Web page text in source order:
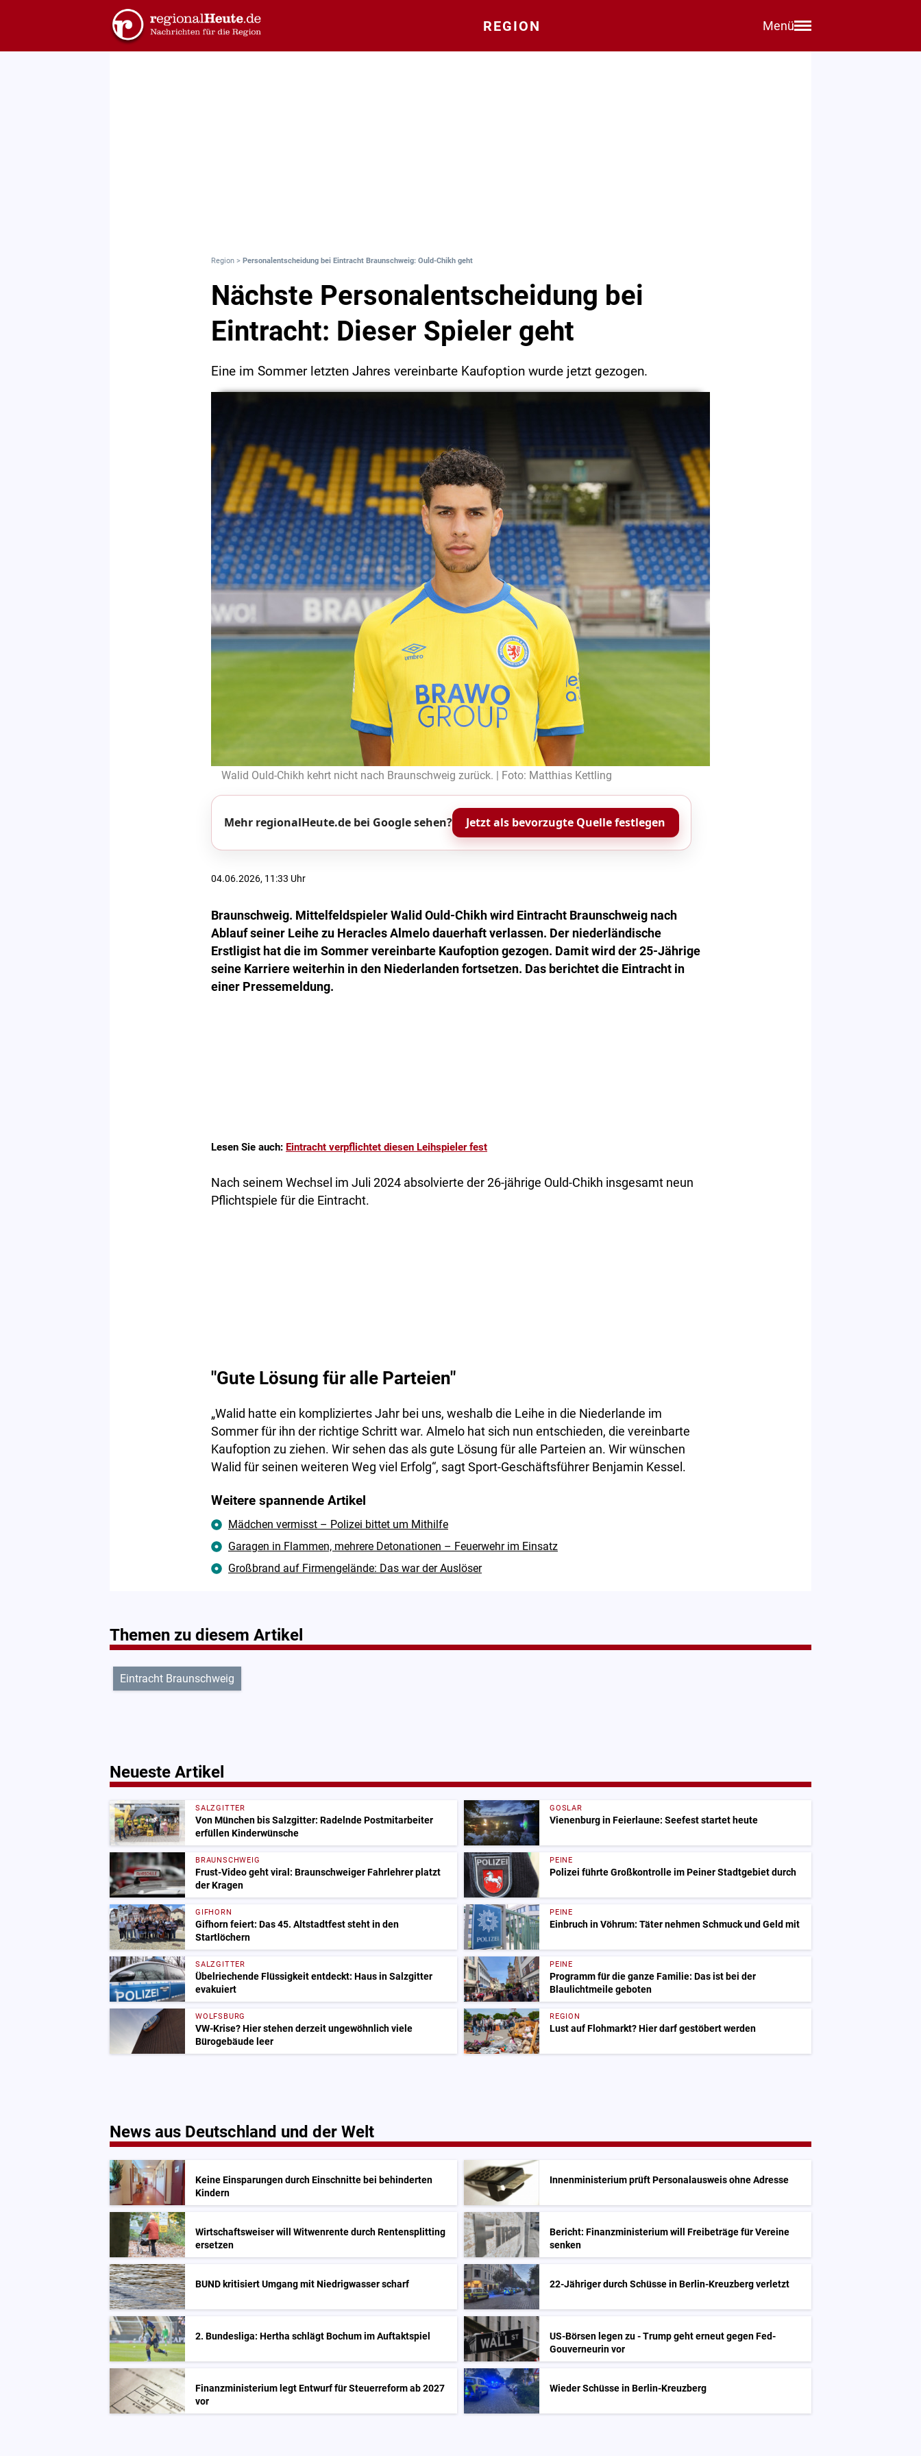
REGION Menü
Region > Personalentscheidung bei Eintracht Braunschweig: Ould-Chikh geht
Nächste Personalentscheidung bei
Eintracht: Dieser Spieler geht
Eine im Sommer letzten Jahres vereinbarte Kaufoption wurde jetzt gezogen.
Walid Ould-Chikh kehrt nicht nach Braunschweig zurück. | Foto: Matthias Kettling
Mehr regionalHeute.de bei Google sehen? Jetzt als bevorzugte Quelle festlegen
04.06.2026, 11:33 Uhr
Braunschweig. Mittelfeldspieler Walid Ould-Chikh wird Eintracht Braunschweig nach
Ablauf seiner Leihe zu Heracles Almelo dauerhaft verlassen. Der niederländische
Erstligist hat die im Sommer vereinbarte Kaufoption gezogen. Damit wird der 25-Jährige
seine Karriere weiterhin in den Niederlanden fortsetzen. Das berichtet die Eintracht in
einer Pressemeldung.
Lesen Sie auch: Eintracht verpflichtet diesen Leihspieler fest
Nach seinem Wechsel im Juli 2024 absolvierte der 26-jährige Ould-Chikh insgesamt neun
Pflichtspiele für die Eintracht.
"Gute Lösung für alle Parteien"
„Walid hatte ein kompliziertes Jahr bei uns, weshalb die Leihe in die Niederlande im
Sommer für ihn der richtige Schritt war. Almelo hat sich nun entschieden, die vereinbarte
Kaufoption zu ziehen. Wir sehen das als gute Lösung für alle Parteien an. Wir wünschen
Walid für seinen weiteren Weg viel Erfolg“, sagt Sport-Geschäftsführer Benjamin Kessel.
Weitere spannende Artikel
Mädchen vermisst – Polizei bittet um Mithilfe
Garagen in Flammen, mehrere Detonationen – Feuerwehr im Einsatz
Großbrand auf Firmengelände: Das war der Auslöser
Themen zu diesem Artikel
Eintracht Braunschweig
Neueste Artikel
SALZGITTER
Von München bis Salzgitter: Radelnde Postmitarbeiter
erfüllen Kinderwünsche
GOSLAR
Vienenburg in Feierlaune: Seefest startet heute
BRAUNSCHWEIG
Frust-Video geht viral: Braunschweiger Fahrlehrer platzt
der Kragen
PEINE
Polizei führte Großkontrolle im Peiner Stadtgebiet durch
GIFHORN
Gifhorn feiert: Das 45. Altstadtfest steht in den
Startlöchern
PEINE
Einbruch in Vöhrum: Täter nehmen Schmuck und Geld mit
SALZGITTER
Übelriechende Flüssigkeit entdeckt: Haus in Salzgitter
evakuiert
PEINE
Programm für die ganze Familie: Das ist bei der
Blaulichtmeile geboten
WOLFSBURG
VW-Krise? Hier stehen derzeit ungewöhnlich viele
Bürogebäude leer
REGION
Lust auf Flohmarkt? Hier darf gestöbert werden
News aus Deutschland und der Welt
Keine Einsparungen durch Einschnitte bei behinderten
Kindern
Innenministerium prüft Personalausweis ohne Adresse
Wirtschaftsweiser will Witwenrente durch Rentensplitting
ersetzen
Bericht: Finanzministerium will Freibeträge für Vereine
senken
BUND kritisiert Umgang mit Niedrigwasser scharf 22-Jähriger durch Schüsse in Berlin-Kreuzberg verletzt
2. Bundesliga: Hertha schlägt Bochum im Auftaktspiel
US-Börsen legen zu - Trump geht erneut gegen Fed-
Gouverneurin vor
Finanzministerium legt Entwurf für Steuerreform ab 2027
vor
Wieder Schüsse in Berlin-Kreuzberg